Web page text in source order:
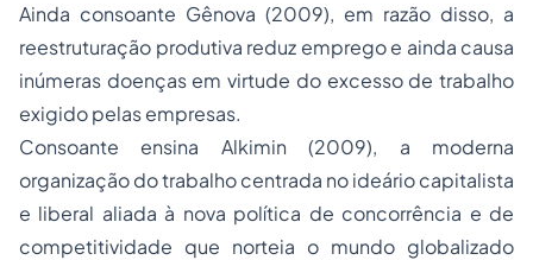
Ainda consoante Gênova (2009), em razão disso, a
reestruturação produtiva reduz emprego e ainda causa
inúmeras doenças em virtude do excesso de trabalho
exigido pelas empresas.
Consoante ensina Alkimin (2009), a moderna
organização do trabalho centrada no ideário capitalista
e liberal aliada à nova política de concorrência e de
competitividade que norteia o mundo globalizado